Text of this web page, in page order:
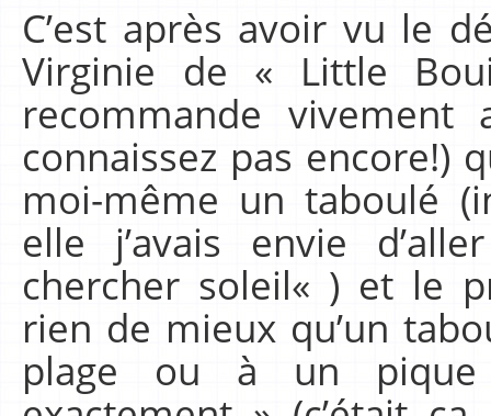
C’est après avoir vu le
Virginie de « Little
recommande
connaissez pas encore!)
moi-même un taboulé
elle j’avais envie
chercher soleil« ) et le
rien de mieux qu’un
plage ou à un